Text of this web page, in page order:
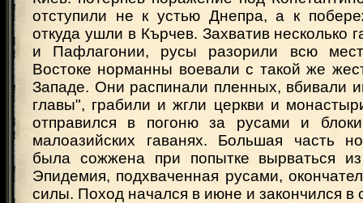
отступили не к устью Днепра, а к
откуда ушли в Кърчев. Захватив несколько
и Пафлагонии, русы разорили всю
Востоке норманны воевали с такой же
Западе. Они распинали пленных, вбивали
главы", грабили и жгли церкви и
отправился в погоню за русами и
малоазийских гаванях. Большая часть
была сожжена при попытке вырваться
Эпидемия, подхваченная русами,
силы. Поход начался в июне и закончился в